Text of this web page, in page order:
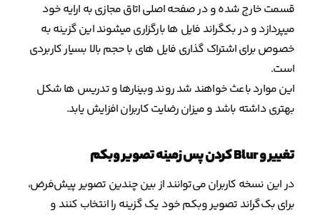
قسمت خارج شده و در صفحه اصلی اتاق مجازی به ارایه خود
میپردازد و در بکگراند فایل ها بارگزاری میشوند این گزینه به
خصوص برای اشتراک گذاری فایل های با حجم بالا بسیار کاربردی
است.
این موارد باعث خواهند شد روند وبینارها و تدریس ها شکل
بهتری داشته باشد و میزان رضایت کاربران افزایش یابد.
تغییر و Blur کردن پس زمینه تصویر وبکم
در این نسخه کاربران می‌توانند از بین چندین تصویر پیش‌فرض،
برای بک‌گراند تصویر وبکم خود یک گزینه را انتخاب کنند و